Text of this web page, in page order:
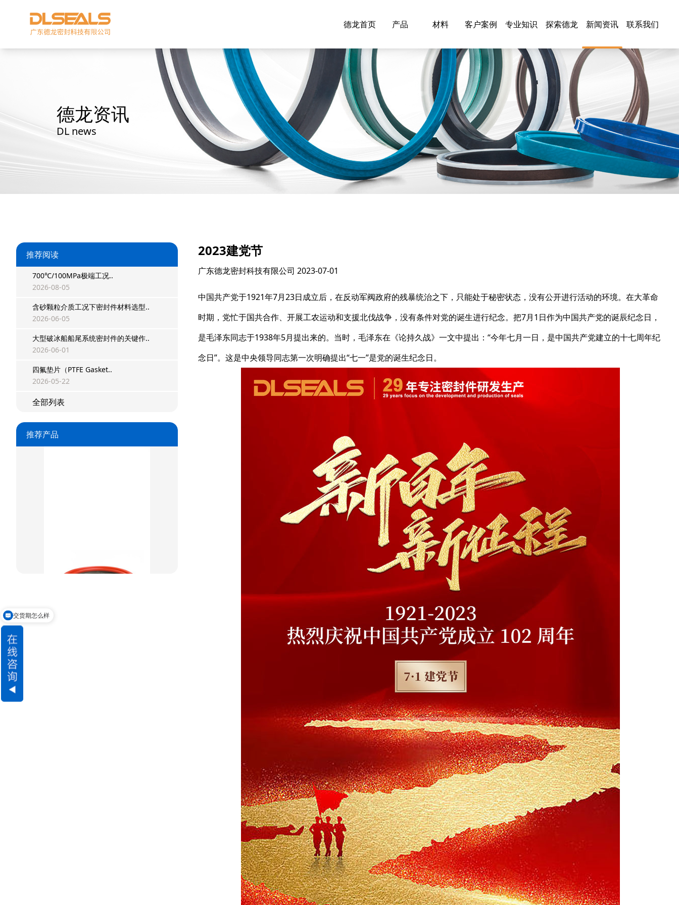
德龙首页 产品 材料 客户案例 专业知识 探索德龙 新闻资讯 联系我们
德龙资讯
DL news
推荐阅读
700℃/100MPa极端工况..
2026-08-05
含砂颗粒介质工况下密封件材料选型..
2026-06-05
大型破冰船船尾系统密封件的关键作..
2026-06-01
四氟垫片（PTFE Gasket..
2026-05-22
全部列表
推荐产品
星型双O组合
星型双O组合
2023建党节
广东德龙密封科技有限公司 2023-07-01
中国共产党于1921年7月23日成立后，在反动军阀政府的残暴统治之下，只能处于秘密状态，没有公开进行活动的环境。在大革命
时期，党忙于国共合作、开展工农运动和支援北伐战争，没有条件对党的诞生进行纪念。把7月1日作为中国共产党的诞辰纪念日，
是毛泽东同志于1938年5月提出来的。当时，毛泽东在《论持久战》一文中提出：“今年七月一日，是中国共产党建立的十七周年纪
念日”。这是中央领导同志第一次明确提出“七一”是党的诞生纪念日。
请问可以定制吗